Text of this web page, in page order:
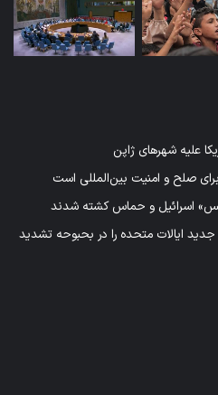
صلح و امنیت بین‌المللی است
ایالات متحده را در بحبوحه تشدید